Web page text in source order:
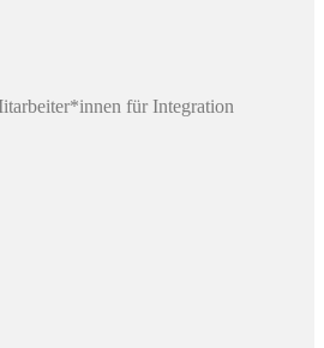
für Integration